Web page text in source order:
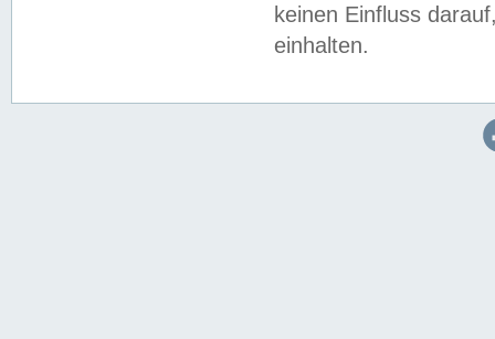
keinen Einfluss
einhalten.